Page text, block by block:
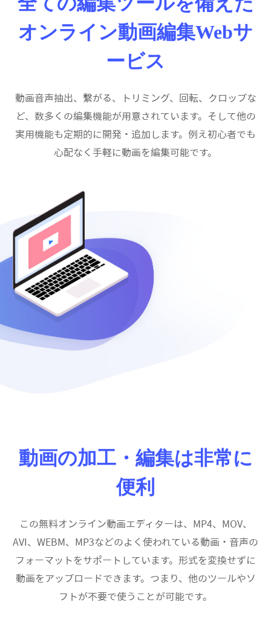
全ての編集ツールを備えた
オンライン動画編集Webサ
ービス
動画音声抽出、繋がる、トリミング、回転、クロップな
ど、数多くの編集機能が用意されています。そして他の
実用機能も定期的に開発・追加します。例え初心者でも
心配なく手軽に動画を編集可能です。
動画の加工・編集は非常に
便利
この無料オンライン動画エディターは、MP4、MOV、
AVI、WEBM、MP3などのよく使われている動画・音声の
フォーマットをサポートしています。形式を変換せずに
動画をアップロードできます。つまり、他のツールやソ
フトが不要で使うことが可能です。